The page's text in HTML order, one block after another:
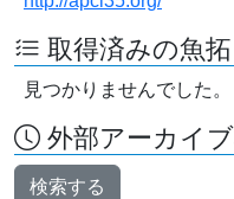
取得済みの魚拓
見つかりませんでした。
外部アーカイ
検索する